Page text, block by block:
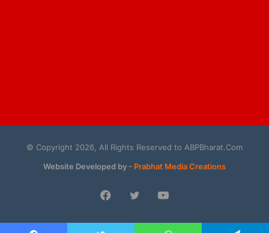
© Copyright 2026, All Rights Reserved to ABPBharat.Com
Website Developed by - Prabhat Media Creations
Facebook
TwitterYouTube